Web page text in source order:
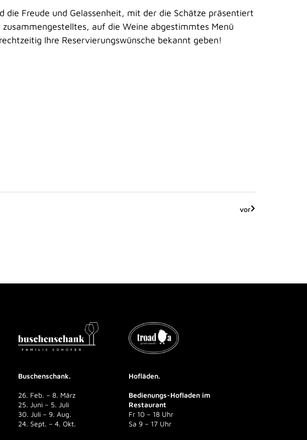
Freude und Gelassenheit, mit der die Schätze präsentiert
auf die Weine abgestimmtes Menü
Ihre Reservierungswünsche bekannt geben!
vor
Buschenschank.
26. Feb. – 8. März
25. Juni – 5. Juli
30. Juli – 9. Aug.
24. Sept. – 4. Okt.
Hofläden.
Bedienungs-Hofladen im
Restaurant
Fr 10 – 18 Uhr
Sa 9 – 17 Uhr